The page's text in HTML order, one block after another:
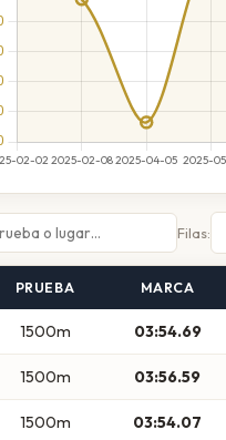
Filas:
PRUEBA MARCA
1500m 03:54.69
1500m 03:56.59
1500m 03:54.07